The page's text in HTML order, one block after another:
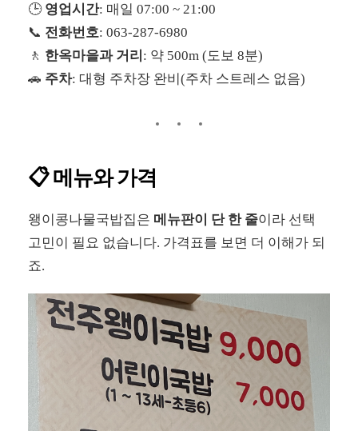
🕒 영업시간: 매일 07:00 ~ 21:00
📞 전화번호: 063-287-6980
🚶 한옥마을과 거리 : 약 500m (도보 8분)
🚗 주차: 대형 주차장 완비(주차 스트레스 없음)
📋 메뉴와 가격
왱이콩나물국밥집은 메뉴판이 단 한 줄이라 선택
고민이 필요 없습니다. 가격표를 보면 더 이해가 되
죠.